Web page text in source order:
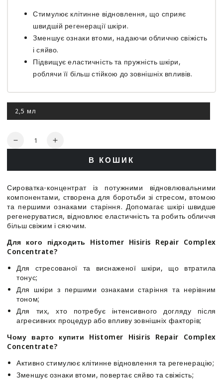
Стимулює клітинне відновлення, що сприяє
швидшій регенерації шкіри.
Зменшує ознаки втоми, надаючи обличчю свіжість
і сяйво.
Підвищує еластичність та пружність шкіри,
роблячи її більш стійкою до зовнішніх впливів.
2,5 мл
Цей
варіант
Кількість
Зменшити
-
Histomer
Hisiris
Repair
Concentrate
Збільшити
відновлююча
-
Histomer
Hisiris
Repair
Concentrate
В КОШИК
Сироватка-концентрат із потужними відновлювальними
компонентами, створена для боротьби зі стресом, втомою
та першими ознаками старіння. Допомагає шкірі швидше
регенеруватися, відновлює еластичність та робить обличчя
більш свіжим і сяючим.
Для кого підходить Histomer Hisiris Repair Complex
Concentrate?
Для стресованої та виснаженої шкіри, що втратила
тонус;
Для шкіри з першими ознаками старіння та нерівним
тоном;
Для тих, хто потребує інтенсивного догляду після
агресивних процедур або впливу зовнішніх факторів;
Чому варто купити Histomer Hisiris Repair Complex
Concentrate?
Активно стимулює клітинне відновлення та регенерацію;
Зменшує ознаки втоми, повертає сяйво та свіжість;